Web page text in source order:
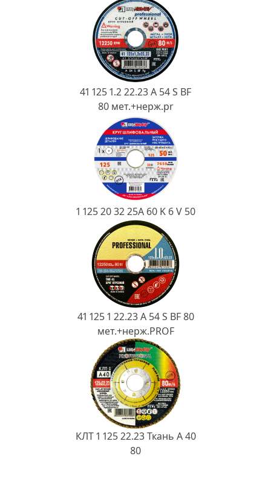
41 125 1.2 22.23 A 54 S BF
80 мет.+нерж.pr
1 125 20 32 25А 60 K 6 V 50
41 125 1 22.23 A 54 S BF 80
мет.+нерж.PROF
КЛТ 1 125 22.23 Ткань A 40
80